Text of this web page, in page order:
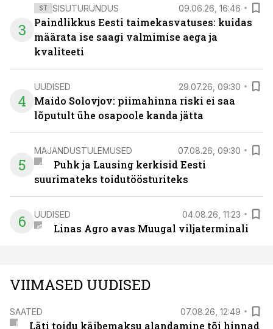
3
ST SISUTURUNDUS 09.06.26, 16:46
Paindlikkus Eesti taimekasvatuses: kuidas
määrata ise saagi valmimise aega ja
kvaliteeti
4
UUDISED 29.07.26, 09:30
Maido Solovjov: piimahinna riski ei saa
lõputult ühe osapoole kanda jätta
5
MAJANDUSTULEMUSED 07.08.26, 09:30
Puhk ja Lausing kerkisid Eesti
suurimateks toidutöösturiteks
6 UUDISED 04.08.26, 11:23
Linas Agro avas Muugal viljaterminali
VIIMASED UUDISED
SAATED 07.08.26, 12:49
Läti toidu käibemaksu alandamine tõi hinnad